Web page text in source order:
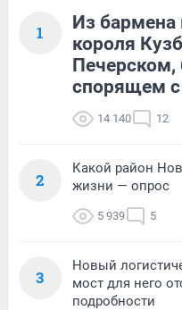
1
Из бармена
короля
Печерском,
спорящем с
14 140 12
2
Какой район
жизни — опрос
5 939 5
3
Новый
мост для него
подробности